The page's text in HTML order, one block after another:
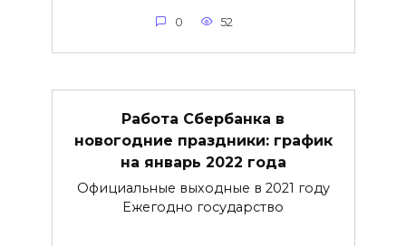
0 52
Работа Сбербанка в
новогодние праздники: график
на январь 2022 года
Официальные выходные в 2021 году
Ежегодно государство